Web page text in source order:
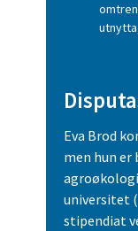
Eva Brod
men hun er
universitet
stipendiat